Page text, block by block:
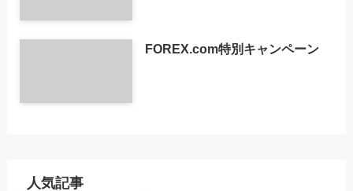
FOREX.com特別キャンペーン
人気記事